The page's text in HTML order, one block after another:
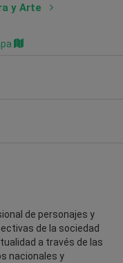
y Arte
de personajes y
de la sociedad
a través de las
nacionales y